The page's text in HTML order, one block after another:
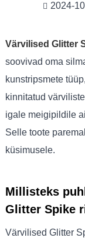
2024-
Värvilised Glitter
soovivad oma
kunstripsmete
kinnitatud
igale meigipildile
Selle toote
küsimusele.
Millisteks
Glitter Spike
Värvilised Glitter